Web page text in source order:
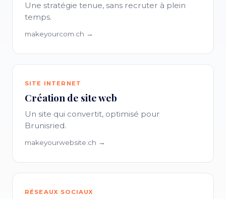
Une stratégie tenue, sans recruter à plein
temps.
makeyourcom.ch →
SITE INTERNET
Création de site web
Un site qui convertit, optimisé pour
Brunisried.
makeyourwebsite.ch →
RÉSEAUX SOCIAUX